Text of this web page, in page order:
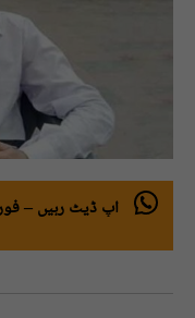
اپ ڈیٹ رہیں –